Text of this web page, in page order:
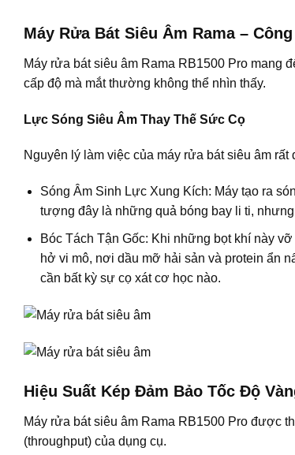
Máy Rửa Bát Siêu Âm Rama –
Máy rửa bát siêu âm Rama RB1500 Pro mang
cấp độ mà mắt thường không thể nhìn thấy.
Lực Sóng Siêu Âm Thay Thế Sức Cọ
Nguyên lý làm việc của máy rửa bát siêu âm rất
Sóng Âm Sinh Lực Xung Kích: Máy tạo ra
tượng đây là những quả bóng bay li ti,
Bóc Tách Tận Gốc: Khi những bọt khí này
hở vi mô, nơi dầu mỡ hải sản và protein ẩn
cần bất kỳ sự cọ xát cơ học nào.
Hiệu Suất Kép Đảm Bảo Tốc Độ
Máy rửa bát siêu âm Rama RB1500 Pro được
(throughput) của dụng cụ.